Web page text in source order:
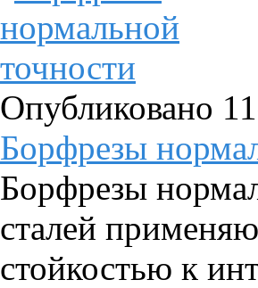
Опубликовано
Борфрезы
Борфрезы
сталей
стойкостью к